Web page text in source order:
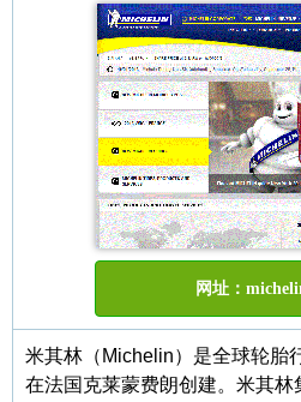
网址：
米其林（Michelin）是全球轮胎
在法国克莱蒙费朗创建。米其